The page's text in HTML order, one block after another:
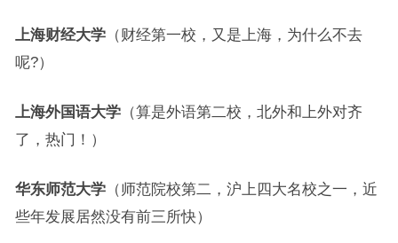
上海财经大学（财经第一校，又是上海，为什么不去
呢?）
上海外国语大学（算是外语第二校，北外和上外对齐
了，热门！）
华东师范大学（师范院校第二，沪上四大名校之一，近
些年发展居然没有前三所快）